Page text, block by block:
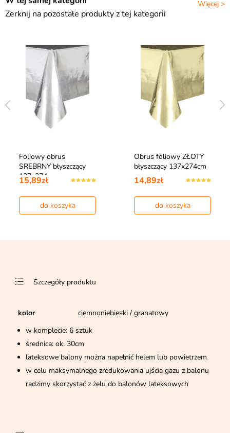
Więcej >
Zerknij na pozostałe produkty z tej kategorii
Foliowy obrus
SREBRNY błyszczący
137x274cm
15,89zł
do koszyka
Obrus foliowy ZŁOTY
błyszczący 137x274cm
14,89zł
do koszyka
Szczegóły produktu
kolor
ciemnoniebieski / granatowy
w komplecie: 6 sztuk
średnica: ok. 30cm
lateksowe balony można napełnić helem lub powietrzem
w celu maksymalnego zredukowania ujścia gazu z balonu
radzimy skorzystać z żelu do balonów lateksowych